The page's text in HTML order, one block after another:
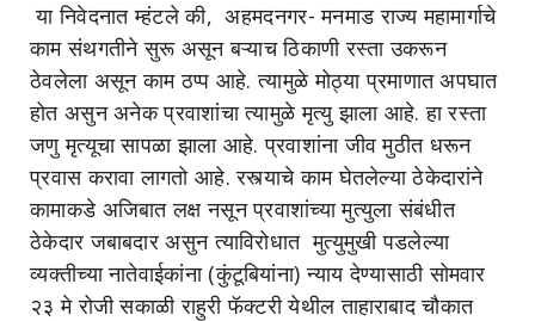
या निवेदनात म्हंटले की, अहमदनगर- मनमाड राज्य महामार्गाचे
काम संथगतीने सुरू असून बऱ्याच ठिकाणी रस्ता उकरून
ठेवलेला असून काम ठप्प आहे. त्यामुळे मोठ्या प्रमाणात अपघात
होत असुन अनेक प्रवाशांचा त्यामुळे मृत्यु झाला आहे. हा रस्ता
जणु मृत्यूचा सापळा झाला आहे. प्रवाशांना जीव मुठीत धरून
प्रवास करावा लागतो आहे. रस्त्याचे काम घेतलेल्या ठेकेदारांने
कामाकडे अजिबात लक्ष नसून प्रवाशांच्या मुत्युला संबंधीत
ठेकेदार जबाबदार असुन त्याविरोधात मुत्युमुखी पडलेल्या
व्यक्तीच्या नातेवाईकांना (कुंटूबियांना) न्याय देण्यासाठी सोमवार
२३ मे रोजी सकाळी राहुरी फॅक्टरी येथील ताहाराबाद चौकात